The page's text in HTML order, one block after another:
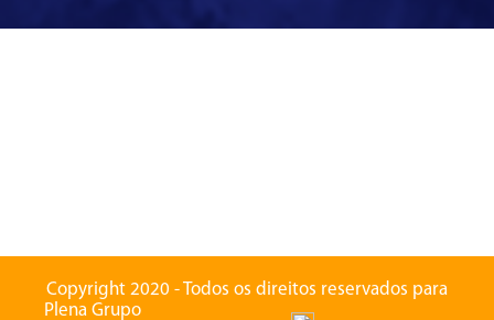
Copyright 2020 - Todos os direitos reservados para
Plena Grupo